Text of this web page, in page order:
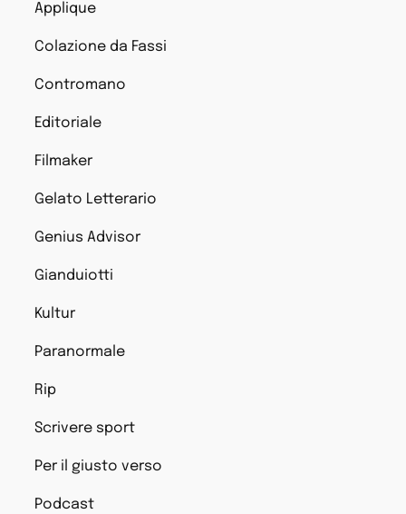
Applique
Colazione da Fassi
Contromano
Editoriale
Filmaker
Gelato Letterario
Genius Advisor
Gianduiotti
Kultur
Paranormale
Rip
Scrivere sport
Per il giusto verso
Podcast